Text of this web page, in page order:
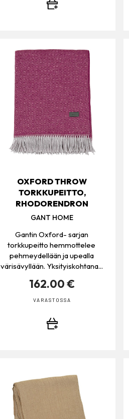
OXFORD THROW
TORKKUPEITTO,
RHODORENDRON
GANT HOME
Gantin Oxford- sarjan
torkkupeitto hemmottelee
pehmeydellään ja upealla
värisävyllään. Yksityiskohtana...
162.00 €
VARASTOSSA